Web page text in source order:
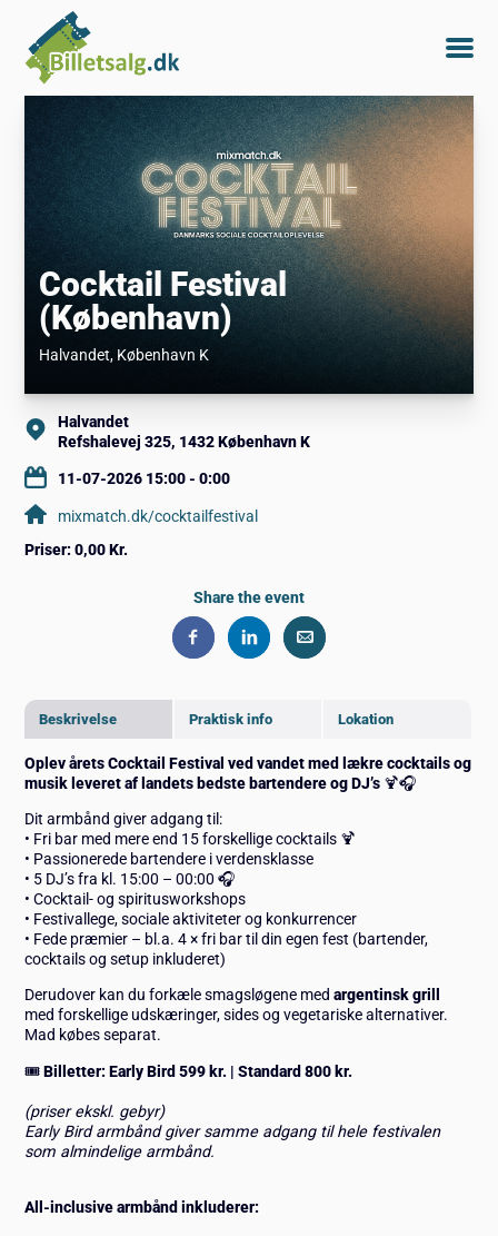
Cocktail Festival
(København)
Halvandet, København K
Beskrivelse Praktisk info Lokation
Oplev årets Cocktail Festival ved vandet med lækre cocktails og
musik leveret af landets bedste bartendere og DJ’s 🍹🎧
Dit armbånd giver adgang til:
• Fri bar med mere end 15 forskellige cocktails 🍹
• Passionerede bartendere i verdensklasse
• 5 DJ’s fra kl. 15:00 – 00:00 🎧
• Cocktail- og spiritusworkshops
• Festivallege, sociale aktiviteter og konkurrencer
• Fede præmier – bl.a. 4 × fri bar til din egen fest (bartender,
cocktails og setup inkluderet)
Derudover kan du forkæle smagsløgene medargentinsk grill
med forskellige udskæringer, sides og vegetariske alternativer.
Mad købes separat.
🎟️Billetter: Early Bird 599 kr. | Standard 800 kr.
(priser ekskl. gebyr)
Early Bird armbånd giver samme adgang til hele festivalen
som almindelige armbånd.
All-inclusive armbånd inkluderer:
Halvandet
Refshalevej 325, 1432 København K
11-07-2026 15:00 - 0:00
mixmatch.dk/cocktailfestival
Priser: 0,00 Kr.
Share the event